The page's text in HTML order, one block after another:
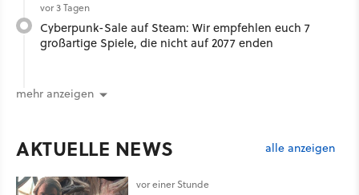
vor 3 Tagen
Cyberpunk-Sale auf Steam: Wir empfehlen euch 7
großartige Spiele, die nicht auf 2077 enden
mehr anzeigen
AKTUELLE NEWS alle anzeigen
vor einer Stunde